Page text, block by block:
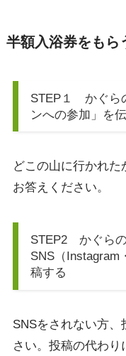
半額入浴券をもら
STEP１ かぐら
ンへの参加」を
どこの山に行かれ
お答えください。
STEP2 かぐら
SNS（Instagram
稿する
SNSをされない方
さい。投稿の代わ